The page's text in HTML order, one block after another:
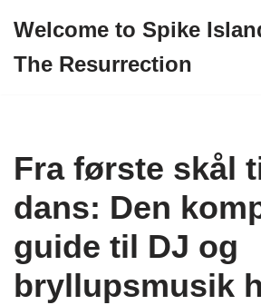
to
Welcome to Spike
The Resurrection
Fra første skål
dans: Den
guide til DJ og
bryllupsmusik